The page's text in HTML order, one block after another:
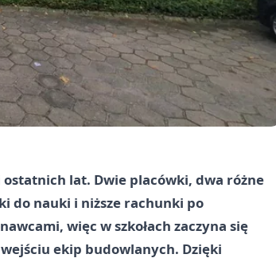
lat. Dwie placówki, dwa różne
do nauki i niższe rachunki po
więc w szkołach zaczyna się
ekip budowlanych. Dzięki